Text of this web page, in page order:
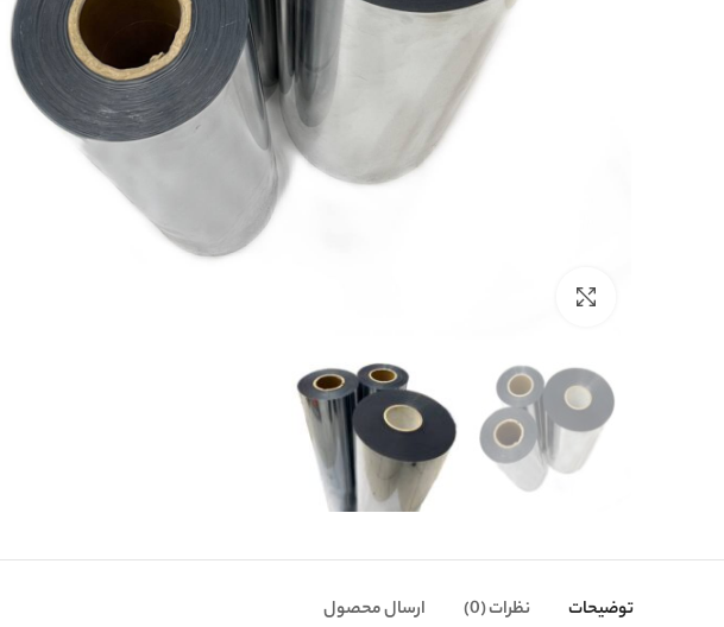
توضیحات نظرات (0) ارسال محصول